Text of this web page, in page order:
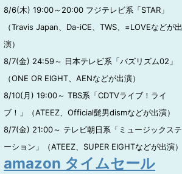
8/6(木) 19:00～20:00 フジテレビ系「STAR」
（Travis Japan、Da-iCE、TWS、=LOVEなどが出
演）
8/7(金) 24:59～ 日本テレビ系「バズリズム02」
（ONE OR EIGHT、AENなどが出演）
8/10(月) 19:00～ TBS系「CDTVライブ！ライ
ブ！」（ATEEZ、Official髭男dismなどが出演）
8/7(金) 21:00～ テレビ朝日系「ミュージックステ
ーション」（ATEEZ、SUPER EIGHTなどが出演）
amazon タイムセール